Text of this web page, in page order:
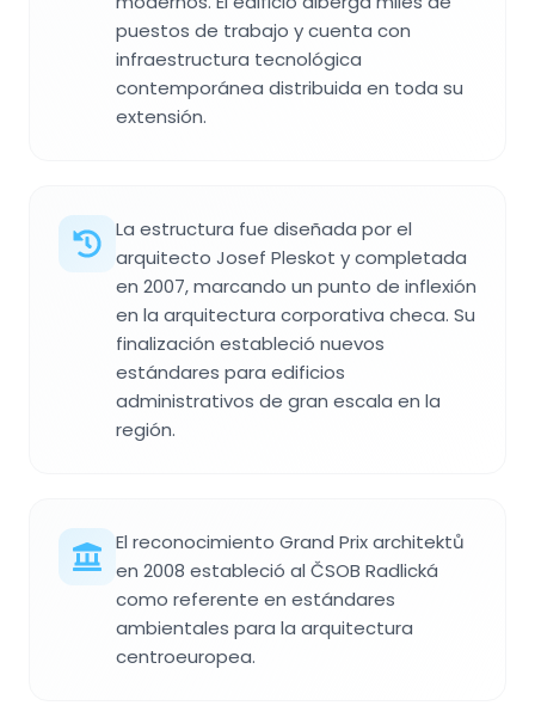
puestos de trabajo y cuenta con
infraestructura tecnológica
contemporánea distribuida en toda su
extensión.
La estructura fue diseñada por el
arquitecto Josef Pleskot y completada
en 2007, marcando un punto de inflexión
en la arquitectura corporativa checa. Su
finalización estableció nuevos
estándares para edificios
administrativos de gran escala en la
región.
El reconocimiento Grand Prix architektů
en 2008 estableció al ČSOB Radlická
como referente en estándares
ambientales para la arquitectura
centroeuropea.